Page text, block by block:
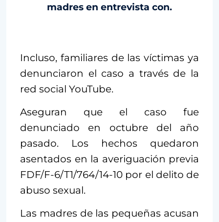
madres en entrevista con.
Incluso, familiares de las víctimas ya
denunciaron el caso a través de la
red social YouTube.
Aseguran que el caso fue
denunciado en octubre del año
pasado. Los hechos quedaron
asentados en la averiguación previa
FDF/F-6/T1/764/14-10 por el delito de
abuso sexual.
Las madres de las pequeñas acusan